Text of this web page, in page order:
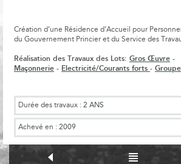
Création d’une Résidence d’Accueil pour
du Gouvernement Princier et du Service des
Réalisation des Travaux des Lots: Gros Œuvre -
Maçonnerie - Electricité/Courants forts -
Durée des travaux : 2 ANS
Achevé en : 2009